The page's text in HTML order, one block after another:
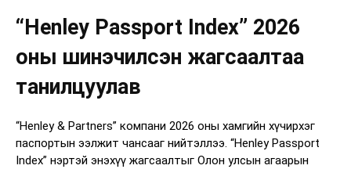
“Henley Passport Index” 2026
оны шинэчилсэн жагсаалтаа
танилцуулав
“Henley & Partners” компани 2026 оны хамгийн хүчирхэг
паспортын ээлжит чансааг нийтэллээ. “Henley Passport
Index” нэртэй энэхүү жагсаалтыг Олон улсын агаарын